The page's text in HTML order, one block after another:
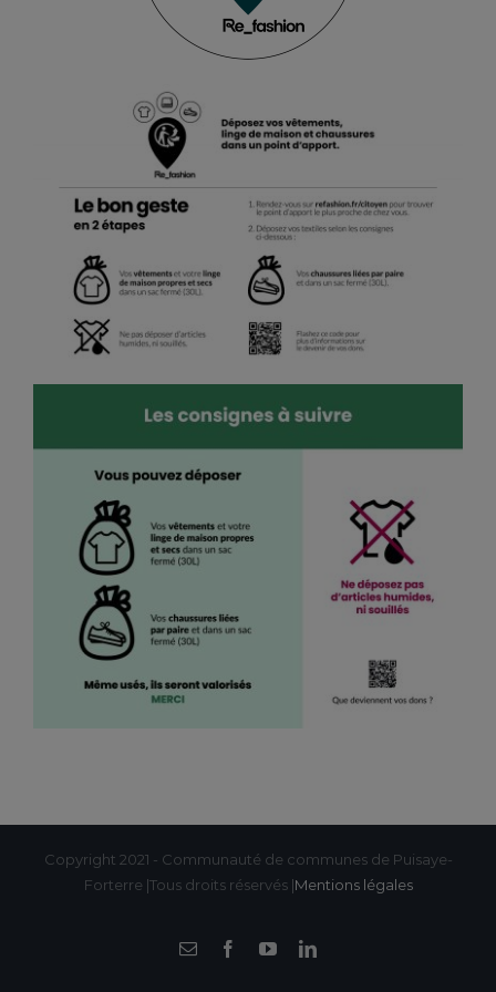
Copyright 2021 - Communauté de communes de Puisaye-
Forterre |Tous droits réservés |Mentions légales
Email FacebookYouTubeLinkedIn